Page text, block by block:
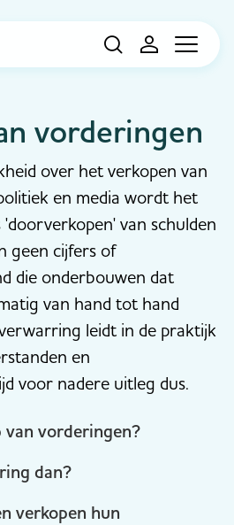
vorderingen
over het verkopen van
en media wordt het
van schulden
geen cijfers of
die onderbouwen dat
van hand tot hand
leidt in de praktijk
en
voor nadere uitleg dus.
van vorderingen?
dan?
verkopen hun